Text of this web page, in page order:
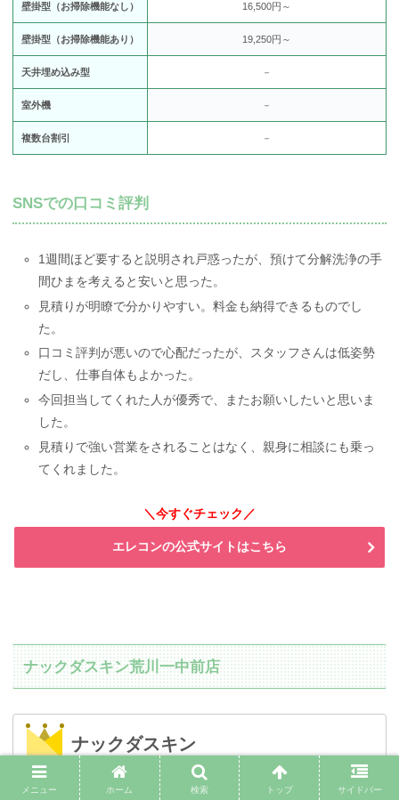
壁掛型（お掃除機能なし） 16,500円～
壁掛型（お掃除機能あり） 19,250円～
天井埋め込み型 －
室外機 －
複数台割引 －
SNSでの口コミ評判
1週間ほど要すると説明され戸惑ったが、預けて分解洗浄の手
間ひまを考えると安いと思った。
見積りが明瞭で分かりやすい。料金も納得できるものでし
た。
口コミ評判が悪いので心配だったが、スタッフさんは低姿勢
だし、仕事自体もよかった。
今回担当してくれた人が優秀で、またお願いしたいと思いま
した。
見積りで強い営業をされることはなく、親身に相談にも乗っ
てくれました。
＼今すぐチェック／
エレコンの公式サイトはこちら
ナックダスキン荒川一中前店
ナックダスキン
メニュー ホーム 検索 トップ サイドバー